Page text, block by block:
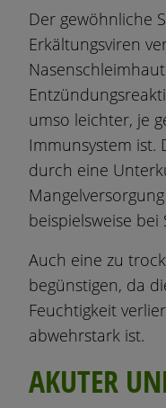
Der gewöhnliche
Erkältungsviren
umso leichter, je
Immunsystem ist.
durch eine
beispielsweise
Auch eine zu
begünstigen, da
Feuchtigkeit
abwehrstark ist.
AKUTER